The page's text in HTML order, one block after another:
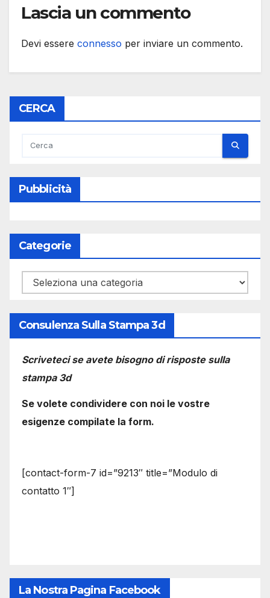
Lascia un commento
Devi essere connesso per inviare un commento.
CERCA
Pubblicità
Categorie
Categorie
Consulenza Sulla Stampa 3d
Scriveteci se avete bisogno di risposte sulla
stampa 3d
Se volete condividere con noi le vostre
esigenze compilate la form.
[contact-form-7 id=”9213″ title=”Modulo di
contatto 1″]
La Nostra Pagina Facebook